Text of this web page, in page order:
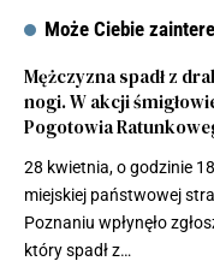
Może Ciebie
Mężczyzna spadł z
nogi. W akcji
Pogotowia
28 kwietnia, o godzinie
miejskiej państwowej
Poznaniu wpłynęło
który spadł z…